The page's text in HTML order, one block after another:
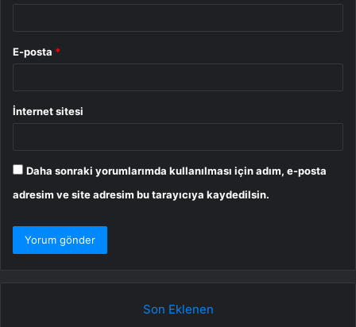
E-posta *
İnternet sitesi
Daha sonraki yorumlarımda kullanılması için adım, e-posta
adresim ve site adresim bu tarayıcıya kaydedilsin.
Son Eklenen